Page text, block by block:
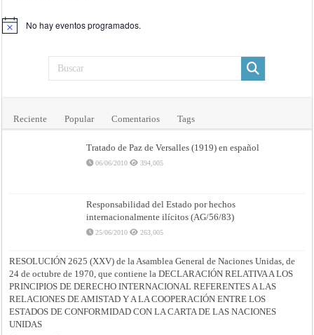
Aviso No hay eventos programados.
Reciente Popular Comentarios Tags
Tratado de Paz de Versalles (1919) en español
06/06/2010 394,005
Responsabilidad del Estado por hechos
internacionalmente ilícitos (AG/56/83)
25/06/2010 263,005
RESOLUCIÓN 2625 (XXV) de la Asamblea General de Naciones Unidas, de
24 de octubre de 1970, que contiene la DECLARACIÓN RELATIVA A LOS
PRINCIPIOS DE DERECHO INTERNACIONAL REFERENTES A LAS
RELACIONES DE AMISTAD Y A LA COOPERACIÓN ENTRE LOS
ESTADOS DE CONFORMIDAD CON LA CARTA DE LAS NACIONES
UNIDAS